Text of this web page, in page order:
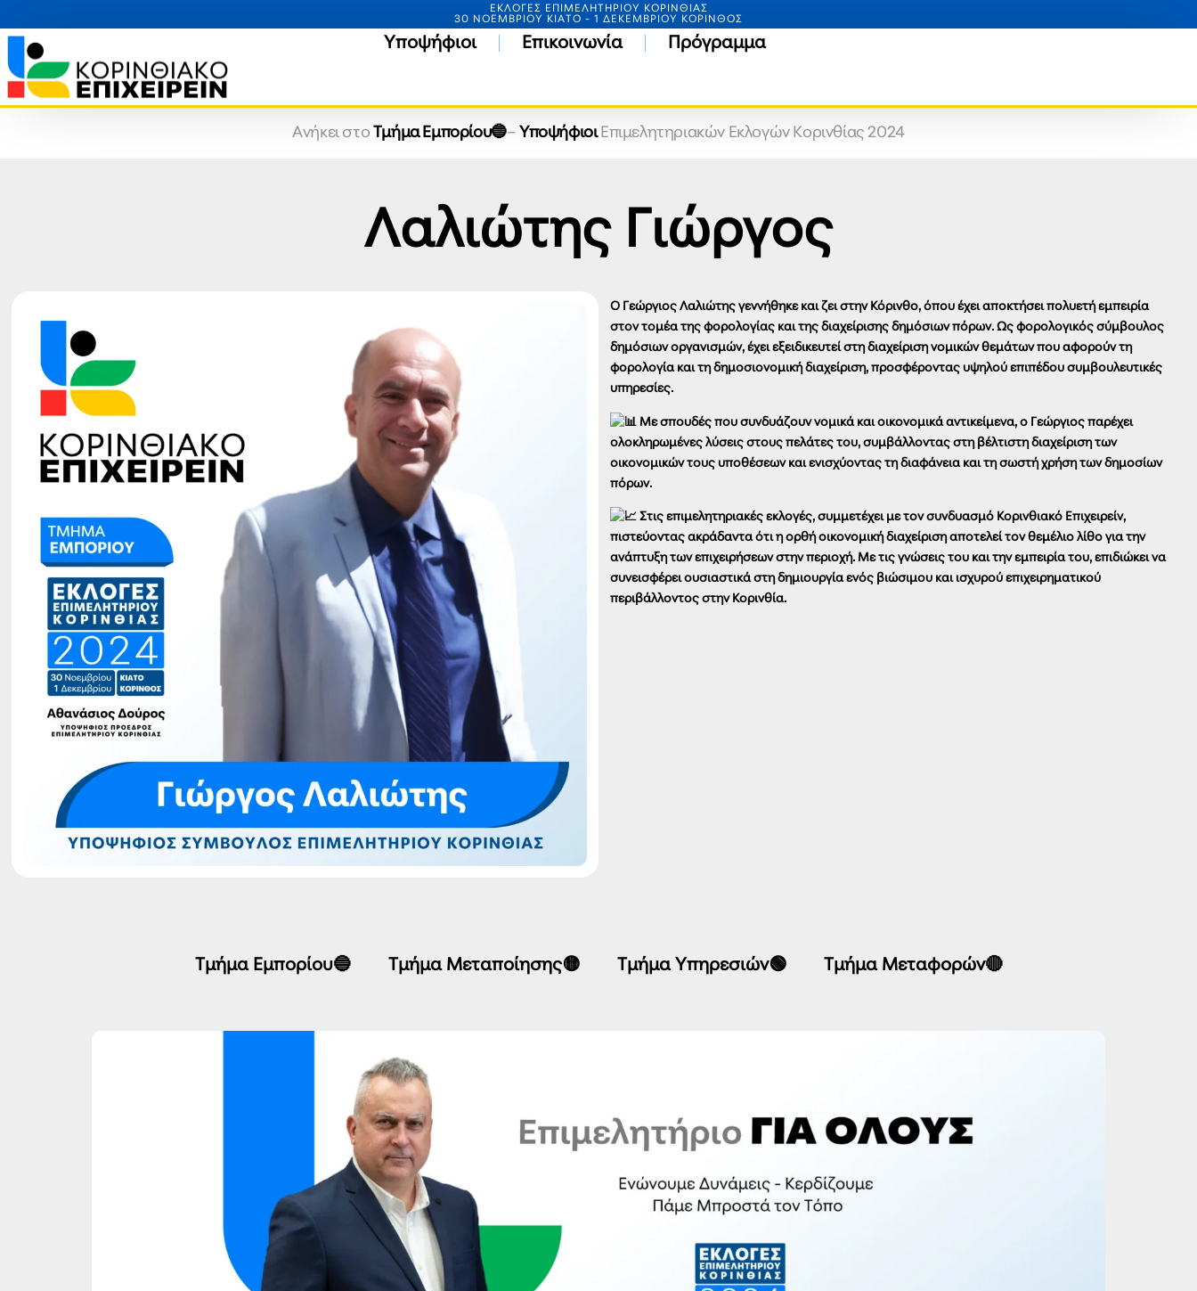
ΕΚΛΟΓΕΣ ΕΠΙΜΕΛΗΤΗΡΙΟΥ ΚΟΡΙΝΘΙΑΣ
30 ΝΟΕΜΒΡΙΟΥ ΚΙΑΤΟ - 1 ΔΕΚΕΜΒΡΙΟΥ ΚΟΡΙΝΘΟΣ
Υποψήφιοι Επικοινωνία Πρόγραμμα
Ανήκει στο Τμήμα Εμπορίου🔵– ΥποψήφιοιΕπιμελητηριακών Εκλογών Κορινθίας 2024
Λαλιώτης Γιώργος
Ο Γεώργιος Λαλιώτης γεννήθηκε και ζει στην Κόρινθο, όπου έχει αποκτήσει πολυετή εμπειρία
στον τομέα της φορολογίας και της διαχείρισης δημόσιων πόρων. Ως φορολογικός σύμβουλος
δημόσιων οργανισμών, έχει εξειδικευτεί στη διαχείριση νομικών θεμάτων που αφορούν τη
φορολογία και τη δημοσιονομική διαχείριση, προσφέροντας υψηλού επιπέδου συμβουλευτικές
υπηρεσίες.
Με σπουδές που συνδυάζουν νομικά και οικονομικά αντικείμενα, ο Γεώργιος παρέχει
ολοκληρωμένες λύσεις στους πελάτες του, συμβάλλοντας στη βέλτιστη διαχείριση των
οικονομικών τους υποθέσεων και ενισχύοντας τη διαφάνεια και τη σωστή χρήση των δημοσίων
πόρων.
Στις επιμελητηριακές εκλογές, συμμετέχει με τον συνδυασμό Κορινθιακό Επιχειρείν,
πιστεύοντας ακράδαντα ότι η ορθή οικονομική διαχείριση αποτελεί τον θεμέλιο λίθο για την
ανάπτυξη των επιχειρήσεων στην περιοχή. Με τις γνώσεις του και την εμπειρία του, επιδιώκει να
συνεισφέρει ουσιαστικά στη δημιουργία ενός βιώσιμου και ισχυρού επιχειρηματικού
περιβάλλοντος στην Κορινθία.
Τμήμα Εμπορίου🔵 Τμήμα Μεταποίησης🟡 Τμήμα Υπηρεσιών🟢 Τμήμα Μεταφορών🔴